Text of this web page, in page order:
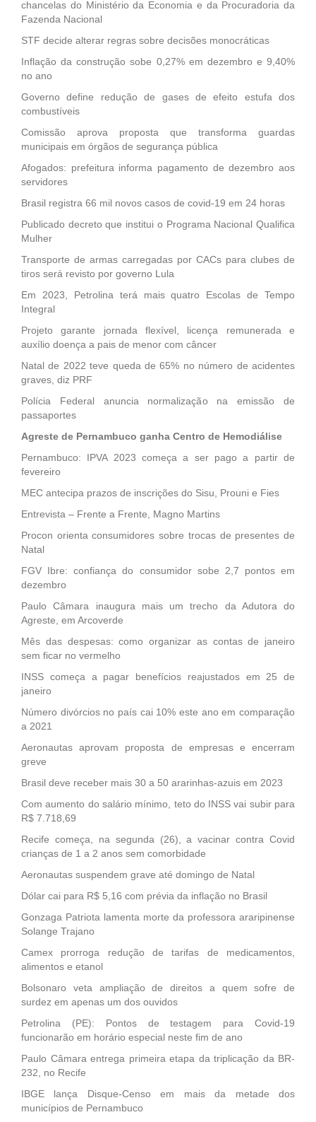
chancelas do Ministério da Economia e da Procuradoria da
Fazenda Nacional
STF decide alterar regras sobre decisões monocráticas
Inflação da construção sobe 0,27% em dezembro e 9,40%
no ano
Governo define redução de gases de efeito estufa dos
combustíveis
Comissão aprova proposta que transforma guardas
municipais em órgãos de segurança pública
Afogados: prefeitura informa pagamento de dezembro aos
servidores
Brasil registra 66 mil novos casos de covid-19 em 24 horas
Publicado decreto que institui o Programa Nacional Qualifica
Mulher
Transporte de armas carregadas por CACs para clubes de
tiros será revisto por governo Lula
Em 2023, Petrolina terá mais quatro Escolas de Tempo
Integral
Projeto garante jornada flexível, licença remunerada e
auxílio doença a pais de menor com câncer
Natal de 2022 teve queda de 65% no número de acidentes
graves, diz PRF
Polícia Federal anuncia normalização na emissão de
passaportes
Agreste de Pernambuco ganha Centro de Hemodiálise
Pernambuco: IPVA 2023 começa a ser pago a partir de
fevereiro
MEC antecipa prazos de inscrições do Sisu, Prouni e Fies
Entrevista – Frente a Frente, Magno Martins
Procon orienta consumidores sobre trocas de presentes de
Natal
FGV Ibre: confiança do consumidor sobe 2,7 pontos em
dezembro
Paulo Câmara inaugura mais um trecho da Adutora do
Agreste, em Arcoverde
Mês das despesas: como organizar as contas de janeiro
sem ficar no vermelho
INSS começa a pagar benefícios reajustados em 25 de
janeiro
Número divórcios no país cai 10% este ano em comparação
a 2021
Aeronautas aprovam proposta de empresas e encerram
greve
Brasil deve receber mais 30 a 50 ararinhas-azuis em 2023
Com aumento do salário mínimo, teto do INSS vai subir para
R$ 7.718,69
Recife começa, na segunda (26), a vacinar contra Covid
crianças de 1 a 2 anos sem comorbidade
Aeronautas suspendem grave até domingo de Natal
Dólar cai para R$ 5,16 com prévia da inflação no Brasil
Gonzaga Patriota lamenta morte da professora araripinense
Solange Trajano
Camex prorroga redução de tarifas de medicamentos,
alimentos e etanol
Bolsonaro veta ampliação de direitos a quem sofre de
surdez em apenas um dos ouvidos
Petrolina (PE): Pontos de testagem para Covid-19
funcionarão em horário especial neste fim de ano
Paulo Câmara entrega primeira etapa da triplicação da BR-
232, no Recife
IBGE lança Disque-Censo em mais da metade dos
municípios de Pernambuco